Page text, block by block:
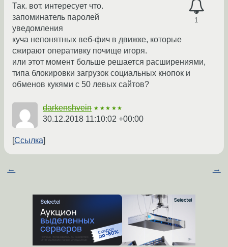
1
Так. вот. интересует что.
запоминатель паролей
уведомления
куча непонятных веб-фич в движке, которые
сжирают оперативку почище игоря.
или этот момент больше решается расширениями,
типа блокировки загрузок социальных кнопок и
обменов кукями с 50 левых сайтов?
darkenshvein ★★★★★
30.12.2018 11:10:02 +00:00
Ссылка
← →